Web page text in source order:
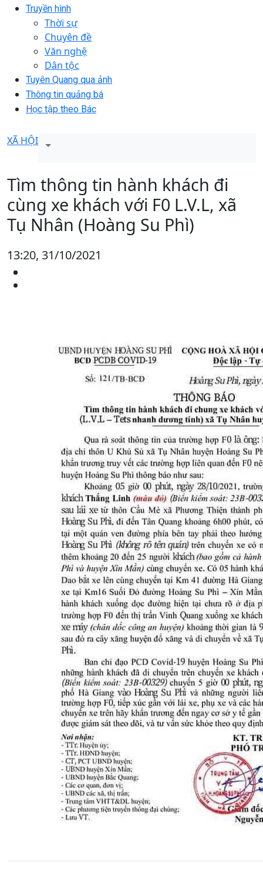
Truyền hình
Thời sự
Chuyên đề
Văn nghệ
Dân tộc
Tuyên Quang qua ảnh
Thông tin quảng bá
Học tập theo Bác
XÃ HỘI
Tìm thông tin hành khách đi
cùng xe khách với F0 L.V.L, xã
Tụ Nhân (Hoàng Su Phì)
13:20, 31/10/2021